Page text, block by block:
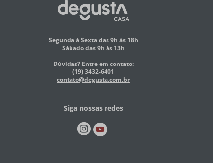
Segunda à Sexta das 9h às 18h
Sábado das 9h às 13h
Dúvidas? Entre em contato:
(19) 3432-6401
contato@degusta.com.br
Siga nossas redes